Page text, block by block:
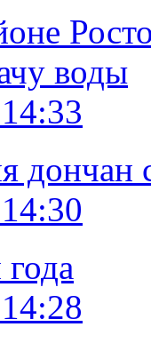
воды
дончан